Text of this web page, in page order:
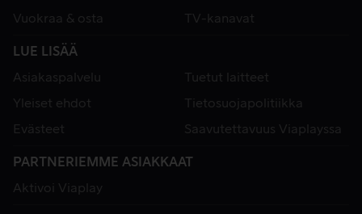
Vuokraa & osta
TV-kanavat
LUE LISÄÄ
Asiakaspalvelu
Tuetut laitteet
Yleiset ehdot
Tietosuojapolitiikka
Evästeet
Saavutettavuus Viaplayssa
PARTNERIEMME ASIAKKAAT
Aktivoi Viaplay